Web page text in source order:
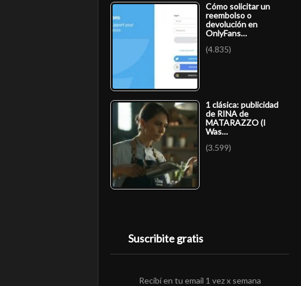
Cómo solicitar un
reembolso o
devolución en
OnlyFans…
(4.835)
1 clásica: publicidad
de RINA de
MATARAZZO (I
Was…
(3.599)
Suscribite gratis
Recibí en tu email 1 vez x semana